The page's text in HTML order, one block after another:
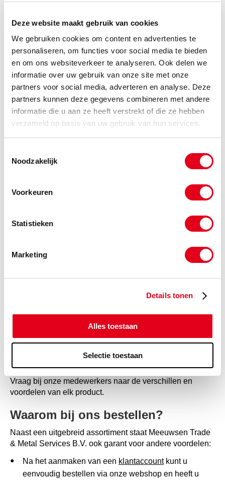
Deze website maakt gebruik van cookies
We gebruiken cookies om content en advertenties te
personaliseren, om functies voor social media te bieden
en om ons websiteverkeer te analyseren. Ook delen we
informatie over uw gebruik van onze site met onze
partners voor social media, adverteren en analyse. Deze
partners kunnen deze gegevens combineren met andere
informatie die u aan ze heeft verstrekt of die ze hebben
verzameld op basis van uw gebruik van hun services.
Noodzakelijk
Voorkeuren
Statistieken
Marketing
Details tonen
Alles toestaan
Selectie toestaan
in de
wielschijven met een groef erin. Op deze groef ligt
bijvoorbeeld een kabel, riem of touw. In machines worden
deze producten gebruikt om kracht of beweging over te
brengen. Denk bijvoorbeeld aan graafmachines of
hijskranen. Dankzij de hefboomwerking kost het minder
moeite en inspanning om zware objecten op te tillen of te
verplaatsen. Door hun functie, flexibiliteit en
een ruim aanbod van poelies aan. Deze voldoen aan de
hoogste kwaliteitsnormen. Of u nu op zoek bent naar
poelies voor grote industriële machines of voor schepen,
wij hebben een passende oplossing voor u.
Meeuwsen Trade & Metal Services B.V. biedt een totaal
producten, waaronder poelies. Deze zijn verkrijgbaar in
kenmerken. Zo heeft u de keuze uit:
V-snaar poelie serie SPA
V-snaar poelie serie SPB
V-snaar poelie serie SPC
Vraag bij onze medewerkers naar de verschillen en
voordelen van elk product.
Waarom bij ons bestellen?
Naast een uitgebreid assortiment staat Meeuwsen Trade
& Metal Services B.V. ook garant voor andere voordelen:
Na het aanmaken van een klantaccountkunt u
eenvoudig bestellen via onze webshop en heeft u